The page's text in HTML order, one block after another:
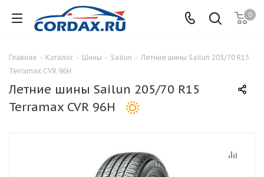
0
Главная - Каталог - Шины - Sailun - Летние шины Sailun 205/70 R15
Terramax CVR 96H
Летние шины Sailun 205/70 R15
Terramax CVR 96H